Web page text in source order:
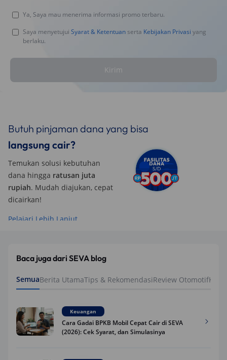
Ya, Saya mau menerima informasi promo terbaru.
Saya menyetujui Syarat & Ketentuan serta Kebijakan Privasi yang
berlaku.
Kirim
Butuh pinjaman dana yang bisa
langsung cair?
Temukan solusi kebutuhan
dana hingga ratusan juta
rupiah. Mudah diajukan, cepat
dicairkan!
Pelajari Lebih Lanjut
Baca juga dari SEVA blog
SemuaBerita UtamaTips & RekomendasiReview Otomotif
Keuangan
Cara Gadai BPKB Mobil Cepat Cair di SEVA
(2026): Cek Syarat, dan Simulasinya